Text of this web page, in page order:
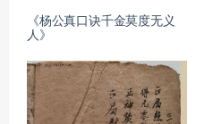
《杨公真口诀千金莫度无义
人》